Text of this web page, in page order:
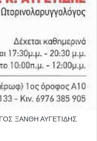
ΞΑΝΘΗ ΑΥΓΕΤΙΔΗΣ